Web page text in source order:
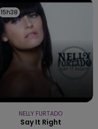
15h38
15h38
NELLY FURTADO
Say It Right